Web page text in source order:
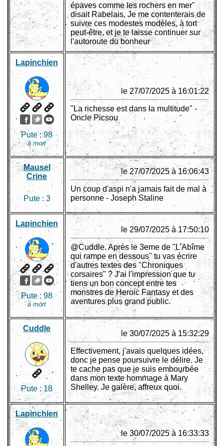
épaves comme les rochers en mer"
disait Rabelais. Je me contenterais de
suivre ces modestes modèles, à tort
peut-être, et je te laisse continuer sur
l'autoroute du bonheur
Lapinchien
Pute :98
à mort
le 27/07/2025 à 16:01:22
"La richesse est dans la multitude" -
Oncle Picsou
Mausel
Crine
Pute :3
le 27/07/2025 à 16:06:43
Un coup d'aspi n'a jamais fait de mal à
personne - Joseph Staline
Lapinchien
Pute :98
à mort
le 29/07/2025 à 17:50:10
@Cuddle. Après le 3eme de "L'Abîme
qui rampe en dessous" tu vas écrire
d'autres textes des "Chroniques
corsaires" ? J'ai l'impression que tu
tiens un bon concept entre tes
monstres de Heroic Fantasy et des
aventures plus grand public.
Cuddle
Pute :18
le 30/07/2025 à 15:32:29
Effectivement, j'avais quelques idées,
donc je pense poursuivre le délire. Je
te cache pas que je suis embourbée
dans mon texte hommage à Mary
Shelley. Je galère, affreux quoi.
Lapinchien
le 30/07/2025 à 16:33:33